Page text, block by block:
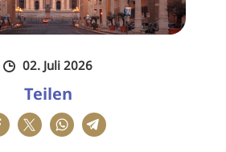
02. Juli 2026
Teilen